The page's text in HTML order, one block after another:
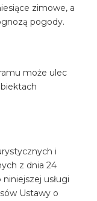
zimowe, a
pogody.
może ulec
i
z dnia 24
usługi
Ustawy o